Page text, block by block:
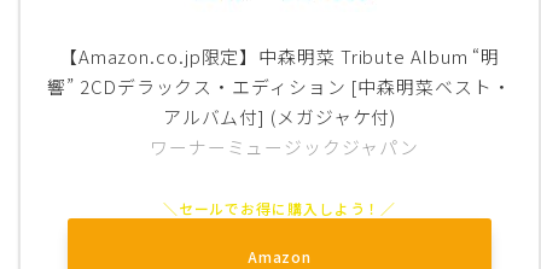
【Amazon.co.jp限定】中森明菜 Tribute Album “明
響” 2CDデラックス・エディション [中森明菜ベスト・
アルバム付] (メガジャケ付)
ワーナーミュージックジャパン
Amazon